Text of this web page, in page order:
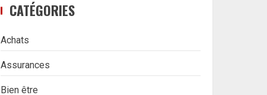
CATÉGORIES
Achats
Assurances
Bien être